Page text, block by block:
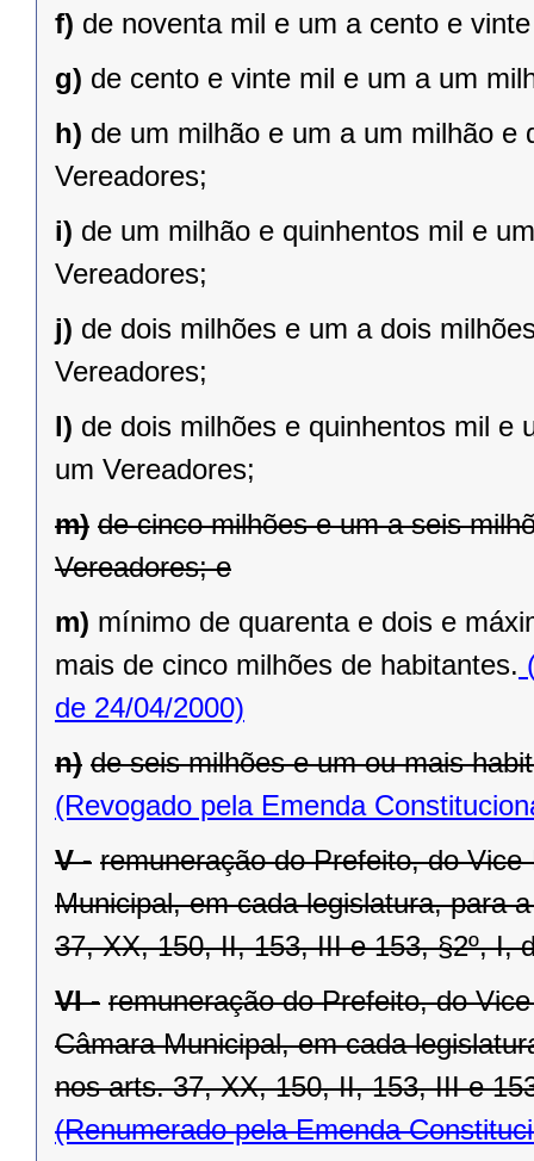
f) de noventa mil e um a cento e
g) de cento e vinte mil e um a um
h) de um milhão e um a um milhão e
Vereadores;
i) de um milhão e quinhentos mil e
Vereadores;
j) de dois milhões e um a dois
Vereadores;
l) de dois milhões e quinhentos mil e
um Vereadores;
m) de cinco milhões e um a seis
Vereadores; e
m) mínimo de quarenta e dois e
mais de cinco milhões de habitantes.
de 24/04/2000)
n) de seis milhões e um ou mais
(Revogado pela Emenda
V - remuneração do Prefeito, do
Municipal, em cada legislatura, para
37, XX, 150, II, 153, III e 153, §2º, I,
VI - remuneração do Prefeito, do
Câmara Municipal, em cada
nos arts. 37, XX, 150, II, 153, III e
(Renumerado pela Emenda